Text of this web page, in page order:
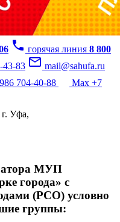
phone горячая линия 8 800
43-83 mail_outline mail@sahufa.ru
704-40-88
Max +7
Уфа,
МУП
города» с
(РСО) условно
группы: